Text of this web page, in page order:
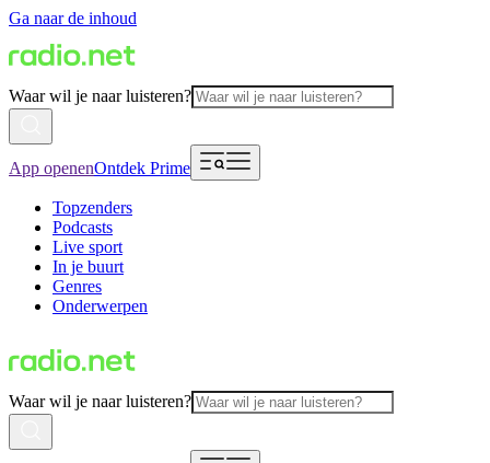
Ga naar de inhoud
Waar wil je naar luisteren?
App openenOntdek Prime
Topzenders
Podcasts
Live sport
In je buurt
Genres
Onderwerpen
Waar wil je naar luisteren?